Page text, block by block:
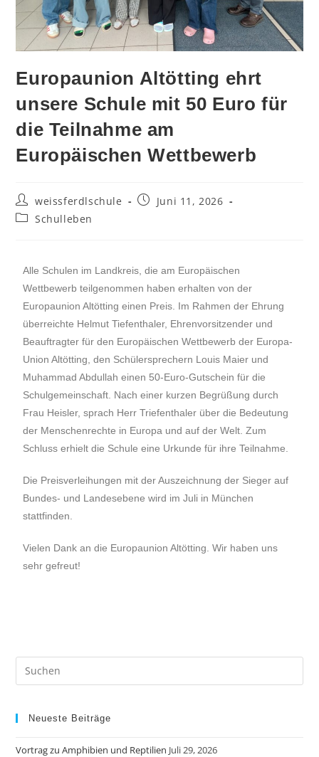
Europaunion Altötting ehrt
unsere Schule mit 50 Euro für
die Teilnahme am
Europäischen Wettbewerb
weissferdlschule
Juni 11, 2026
Schulleben
Alle Schulen im Landkreis, die am Europäischen
Wettbewerb teilgenommen haben erhalten von der
Europaunion Altötting einen Preis. Im Rahmen der Ehrung
überreichte Helmut Tiefenthaler, Ehrenvorsitzender und
Beauftragter für den Europäischen Wettbewerb der Europa-
Union Altötting, den Schülersprechern Louis Maier und
Muhammad Abdullah einen 50-Euro-Gutschein für die
Schulgemeinschaft. Nach einer kurzen Begrüßung durch
Frau Heisler, sprach Herr Triefenthaler über die Bedeutung
der Menschenrechte in Europa und auf der Welt. Zum
Schluss erhielt die Schule eine Urkunde für ihre Teilnahme.
Die Preisverleihungen mit der Auszeichnung der Sieger auf
Bundes- und Landesebene wird im Juli in München
stattfinden.
Vielen Dank an die Europaunion Altötting. Wir haben uns
sehr gefreut!
Neueste Beiträge
Vortrag zu Amphibien und Reptilien Juli 29, 2026